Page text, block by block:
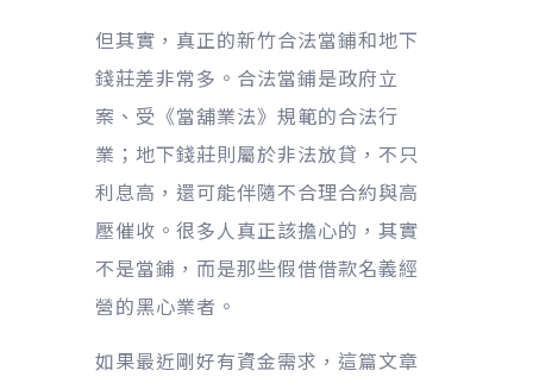
但其實，真正的新竹合法當鋪和地下
錢莊差非常多。合法當鋪是政府立
案、受《當舖業法》規範的合法行
業；地下錢莊則屬於非法放貸，不只
利息高，還可能伴隨不合理合約與高
壓催收。很多人真正該擔心的，其實
不是當鋪，而是那些假借借款名義經
營的黑心業者。
如果最近剛好有資金需求，這篇文章